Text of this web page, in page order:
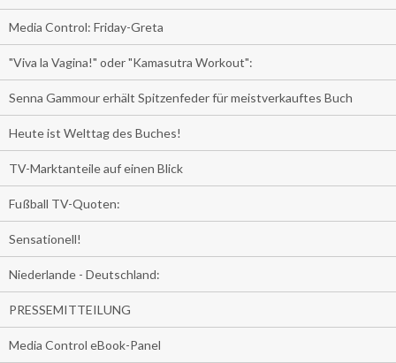
Media Control: Friday-Greta
"Viva la Vagina!" oder "Kamasutra Workout":
Senna Gammour erhält Spitzenfeder für meistverkauftes Buch
Heute ist Welttag des Buches!
TV-Marktanteile auf einen Blick
Fußball TV-Quoten:
Sensationell!
Niederlande - Deutschland:
PRESSEMITTEILUNG
Media Control eBook-Panel